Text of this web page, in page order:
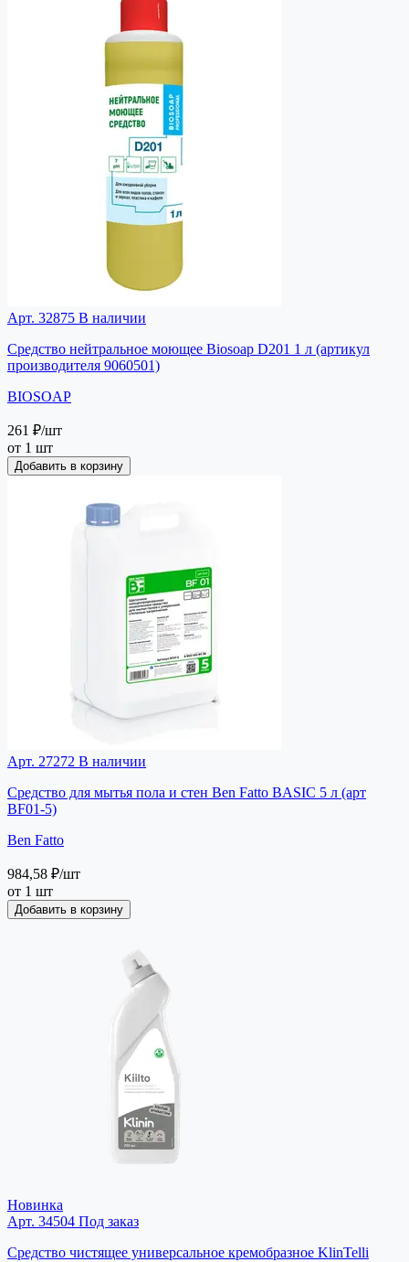
Арт. 32875 В наличии
Средство нейтральное моющее Biosoap D201 1 л (артикул
производителя 9060501)
BIOSOAP
261 ₽/шт
от 1 шт
Добавить в корзину
Арт. 27272 В наличии
Средство для мытья пола и стен Ben Fatto BASIC 5 л (арт
BF01-5)
Ben Fatto
984,58 ₽/шт
от 1 шт
Добавить в корзину
Новинка
Арт. 34504 Под заказ
Средство чистящее универсальное кремобразное KlinTelli